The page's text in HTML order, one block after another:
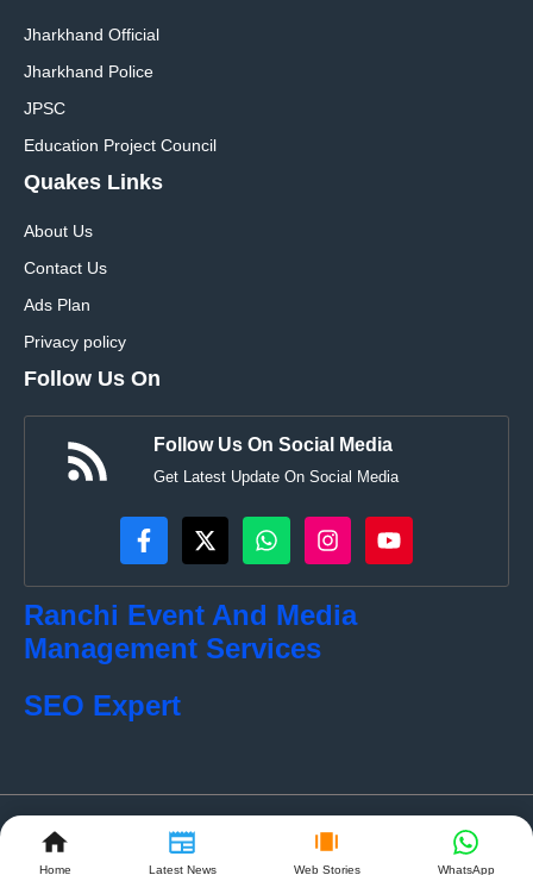
Home Latest News Web Stories WhatsApp
Jharkhand Official
Jharkhand Police
JPSC
Education Project Council
Quakes Links
About Us
Contact Us
Ads Plan
Privacy policy
Follow Us On
Follow Us On Social Media
Get Latest Update On Social Media
Ranchi Event And Media
Management Services
SEO Expert
© localkhabar.com • All rights reserved